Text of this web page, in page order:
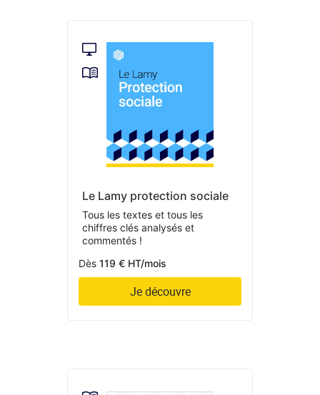
Le Lamy protection sociale
Tous les textes et tous les
chiffres clés analysés et
commentés !
Dès 119 € HT/mois
Je découvre